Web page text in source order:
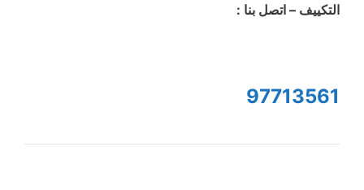
التكييف – اتصل بنا :
97713561